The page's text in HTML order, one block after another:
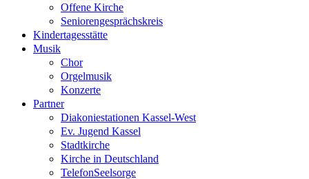
Offene Kirche
Seniorengesprächskreis
Kindertagesstätte
Musik
Chor
Orgelmusik
Konzerte
Partner
Diakoniestationen Kassel-West
Ev. Jugend Kassel
Stadtkirche
Kirche in Deutschland
TelefonSeelsorge